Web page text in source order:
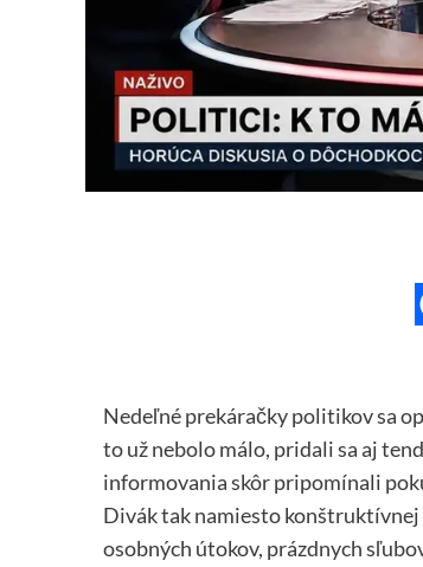
Nedeľné prekáračky politikov sa
to už nebolo málo, pridali sa aj
informovania skôr pripomínali
Divák tak namiesto konštruktívnej
osobných útokov, prázdnych